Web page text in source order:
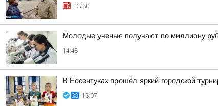
13:30
Молодые ученые получают по миллиону
14:48
В Ессентуках прошёл яркий городской
13:07